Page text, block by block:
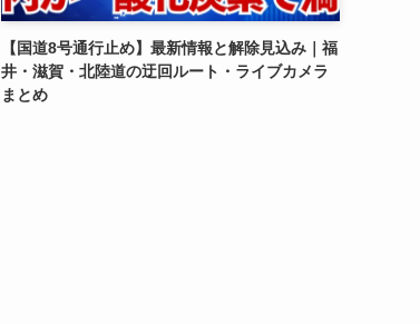
【国道8号通行止め】最新情報と解除見込み｜福
井・滋賀・北陸道の迂回ルート・ライブカメラ
まとめ